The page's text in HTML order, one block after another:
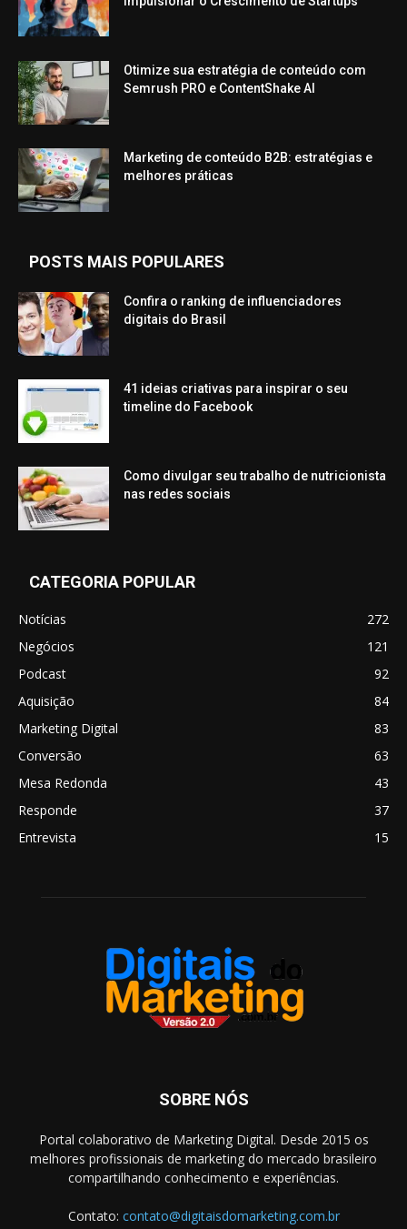
Otimize sua estratégia de conteúdo com
Semrush PRO e ContentShake AI
Marketing de conteúdo B2B: estratégias e
melhores práticas
POSTS MAIS POPULARES
Confira o ranking de influenciadores
digitais do Brasil
41 ideias criativas para inspirar o seu
timeline do Facebook
Como divulgar seu trabalho de nutricionista
nas redes sociais
CATEGORIA POPULAR
Notícias
272
Negócios
121
Podcast
92
Aquisição
84
Marketing Digital
83
Conversão
63
Mesa Redonda
43
Responde
37
Entrevista
15
SOBRE NÓS
Portal colaborativo de Marketing Digital. Desde 2015 os
melhores profissionais de marketing do mercado brasileiro
compartilhando conhecimento e experiências.
Contato: contato@digitaisdomarketing.com.br